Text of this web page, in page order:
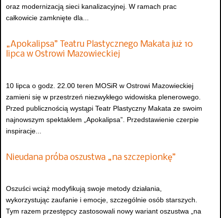
oraz modernizacją sieci kanalizacyjnej. W ramach prac
całkowicie zamknięte dla...
„Apokalipsa” Teatru Plastycznego Makata już 10
lipca w Ostrowi Mazowieckiej
10 lipca o godz. 22.00 teren MOSiR w Ostrowi Mazowieckiej
zamieni się w przestrzeń niezwykłego widowiska plenerowego.
Przed publicznością wystąpi Teatr Plastyczny Makata ze swoim
najnowszym spektaklem „Apokalipsa”. Przedstawienie czerpie
inspiracje...
Nieudana próba oszustwa „na szczepionkę”
Oszuści wciąż modyfikują swoje metody działania,
wykorzystując zaufanie i emocje, szczególnie osób starszych.
Tym razem przestępcy zastosowali nowy wariant oszustwa „na